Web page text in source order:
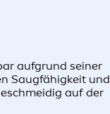
aufgrund seiner
Saugfähigkeit und
auf der